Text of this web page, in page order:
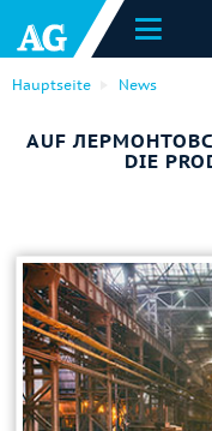
Hauptseite News
AUF
DIE